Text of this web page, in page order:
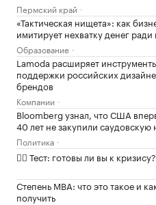
Пермский край
«Тактическая нищета»: как
имитирует нехватку денег
Образование
Lamoda расширяет
поддержки российских
брендов
Компании
Bloomberg узнал, что США
40 лет не закупили саудовскую
Политика
✍🏻 Тест: готовы ли вы к кризису?
Степень MBA: что это такое и
получить